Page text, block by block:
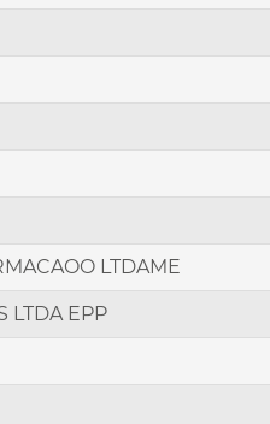
LTDAME
LTDA EPP